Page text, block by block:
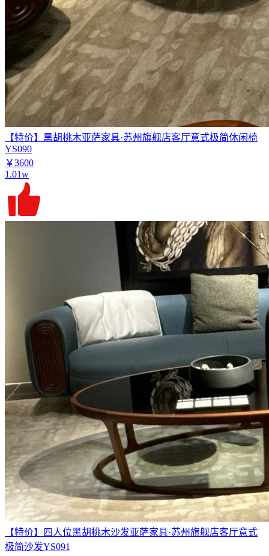
【特价】黑胡桃木亚萨家具·苏州旗舰店客厅意式极简休闲椅
YS090
￥3600
1.01w
【特价】四人位黑胡桃木沙发亚萨家具·苏州旗舰店客厅意式
极简沙发YS091